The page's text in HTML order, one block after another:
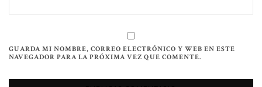
GUARDA MI NOMBRE, CORREO ELECTRÓNICO Y WEB EN ESTE
NAVEGADOR PARA LA PRÓXIMA VEZ QUE COMENTE.